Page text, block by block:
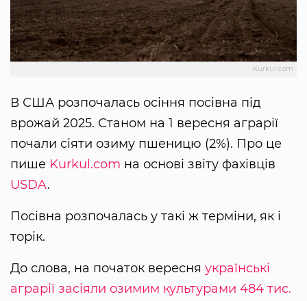
Kurkul.com
В США розпочалась осіння посівна під
врожай 2025. Станом на 1 вересня аграрії
почали сіяти озиму пшеницю (2%). Про це
пише Kurkul.com на основі звіту фахівців
USDA.
Посівна розпочалась у такі ж терміни, як і
торік.
До слова, на початок вересня українські
аграрії засіяли озимим культурами 484 тис.